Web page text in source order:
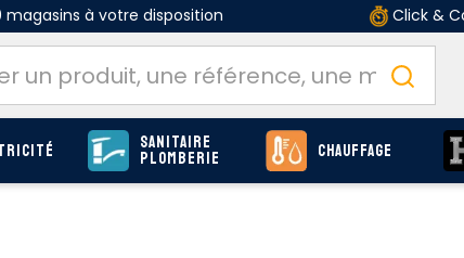
magasins à votre disposition Click &
Sanitaire
Plomberie Chauffage